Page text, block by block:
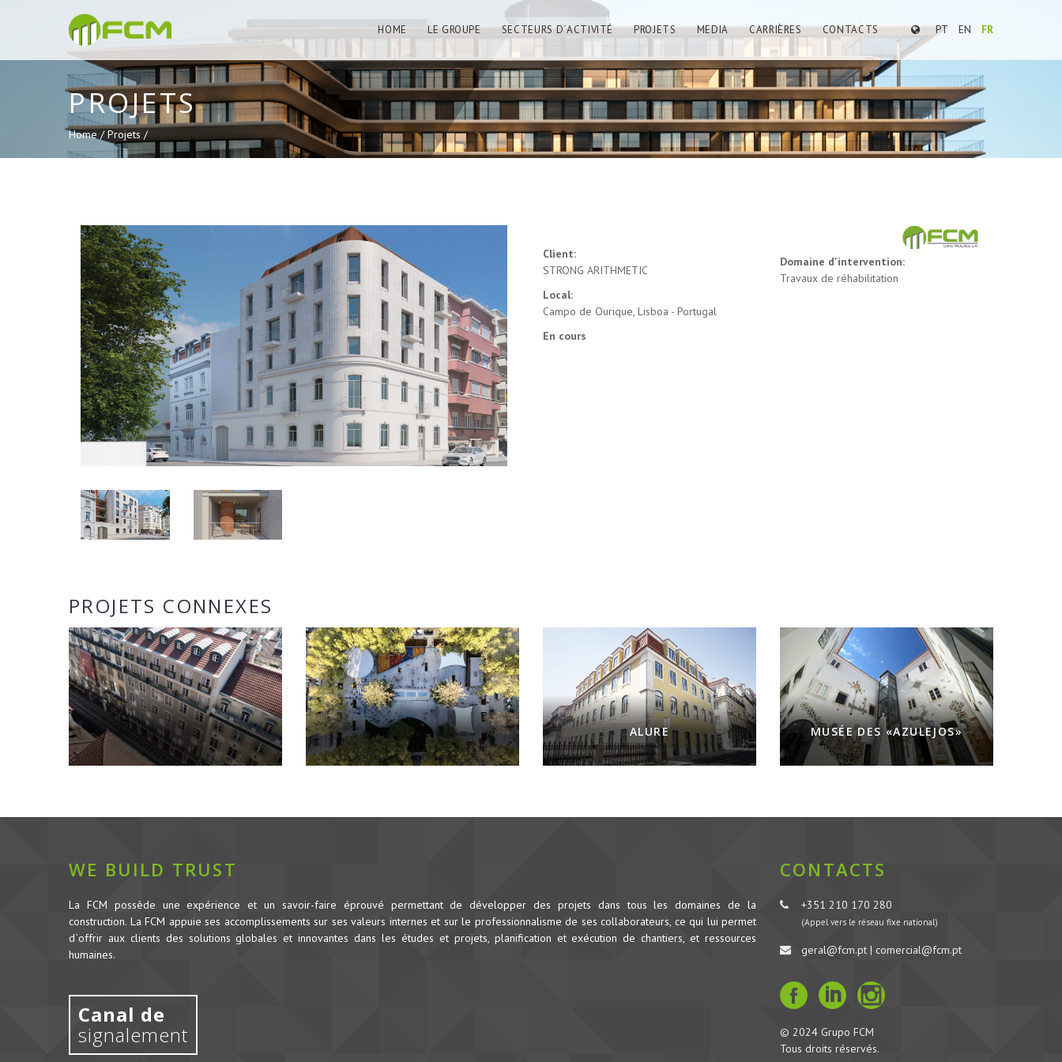
PT EN FR
HOME LE GROUPE SECTEURS D´ACTIVITÉ PROJETS MEDIA CARRIÈRES CONTACTS
PROJETS
Home /Projets /
Client:
STRONG ARITHMETIC
Local:
Campo de Ourique, Lisboa - Portugal
En cours
Domaine d'intervention:
Travaux de réhabilitation
PROJETS CONNEXES
ALURE MUSÉE DES «AZULEJOS»
WE BUILD TRUST
La FCM possède une expérience et un savoir-faire éprouvé permettant de développer des projets dans tous les domaines de la
construction. La FCM appuie ses accomplissements sur ses valeurs internes et sur le professionnalisme de ses collaborateurs, ce qui lui permet
d`offrir aux clients des solutions globales et innovantes dans les études et projets, planification et exécution de chantiers, et ressources
humaines.
Canal de
signalement
CONTACTS
+351 210 170 280
(Appel vers le réseau fixe national)
geral@fcm.pt | comercial@fcm.pt
© 2024 Grupo FCM
Tous droits réservés.